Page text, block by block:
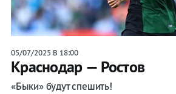
05/07/2025 В 18:00
Краснодар — Ростов
«Быки» будут спешить!